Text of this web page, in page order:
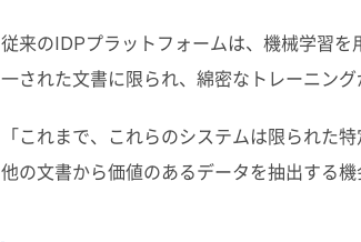
従来のIDPプラットフォームは、機械学習
一された文書に限られ、綿密なトレーニング
「これまで、これらのシステムは限られた
他の文書から価値のあるデータを抽出する機